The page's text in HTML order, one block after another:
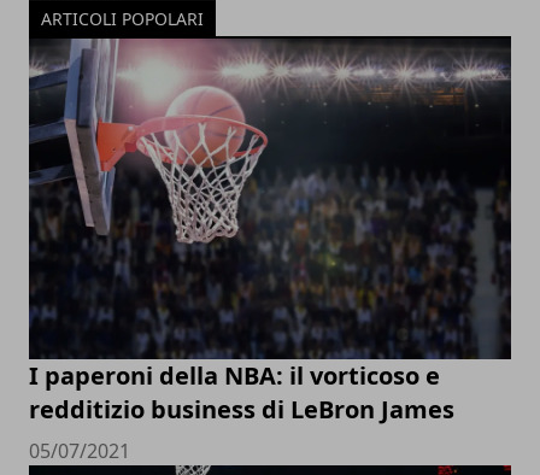
ARTICOLI POPOLARI
I paperoni della NBA: il vorticoso e
redditizio business di LeBron James
05/07/2021